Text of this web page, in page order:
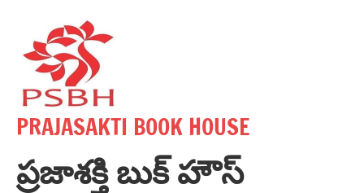
content
PRAJASAKTI BOOK HOUSE
ప్రజాశక్తి బుక్ హౌస్